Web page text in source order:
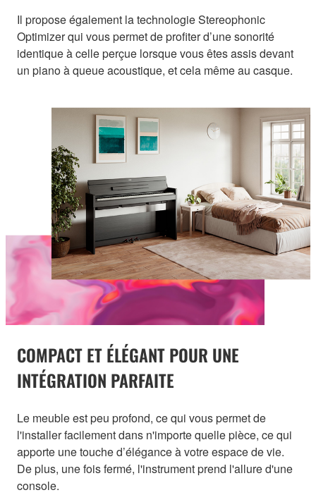
Il propose également la technologie Stereophonic
Optimizer qui vous permet de profiter d’une sonorité
identique à celle perçue lorsque vous êtes assis devant
un piano à queue acoustique, et cela même au casque.
COMPACT ET ÉLÉGANT POUR UNE
INTÉGRATION PARFAITE
Le meuble est peu profond, ce qui vous permet de
l'installer facilement dans n'importe quelle pièce, ce qui
apporte une touche d’élégance à votre espace de vie.
De plus, une fois fermé, l'instrument prend l'allure d'une
console.